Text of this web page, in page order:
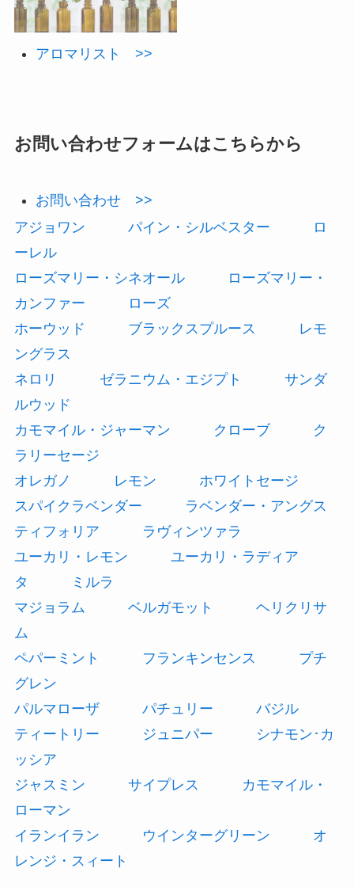
アロマリスト >>
お問い合わせフォームはこちらから
お問い合わせ >>
アジョワン
パイン・シルベスター
ロ
ーレル
ローズマリー・シネオール
ローズマリー・
カンファー
ローズ
ホーウッド
ブラックスプルース
レモ
ングラス
ネロリ
ゼラニウム・エジプト
サンダ
ルウッド
カモマイル・ジャーマン
クローブ
ク
ラリーセージ
オレガノ
レモン
ホワイトセージ
スパイクラベンダー
ラベンダー・アングス
ティフォリア
ラヴィンツァラ
ユーカリ・レモン
ユーカリ・ラディア
タ
ミルラ
マジョラム
ベルガモット
ヘリクリサ
ム
ペパーミント
フランキンセンス
プチ
グレン
パルマローザ
パチュリー
バジル
ティートリー
ジュニパー
シナモン･カ
ッシア
ジャスミン
サイプレス
カモマイル・
ローマン
イランイラン
ウインターグリーン
オ
レンジ・スィート